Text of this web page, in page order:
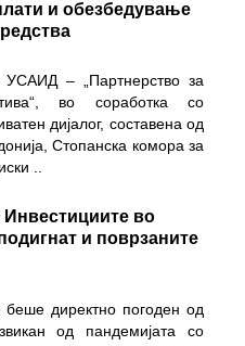
и обезбедување
– „Партнерство за
во соработка со
дијалог, составена од
Стопанска комора за
Инвестициите во
и поврзаните
беше директно погоден од
од пандемијата со